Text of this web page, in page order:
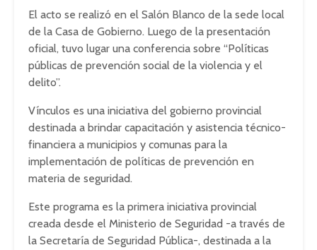
El acto se realizó en el Salón Blanco de la sede local
de la Casa de Gobierno. Luego de la presentación
oficial, tuvo lugar una conferencia sobre “Políticas
públicas de prevención social de la violencia y el
delito”.
Vínculos es una iniciativa del gobierno provincial
destinada a brindar capacitación y asistencia técnico-
financiera a municipios y comunas para la
implementación de políticas de prevención en
materia de seguridad.
Este programa es la primera iniciativa provincial
creada desde el Ministerio de Seguridad -a través de
la Secretaría de Seguridad Pública-, destinada a la